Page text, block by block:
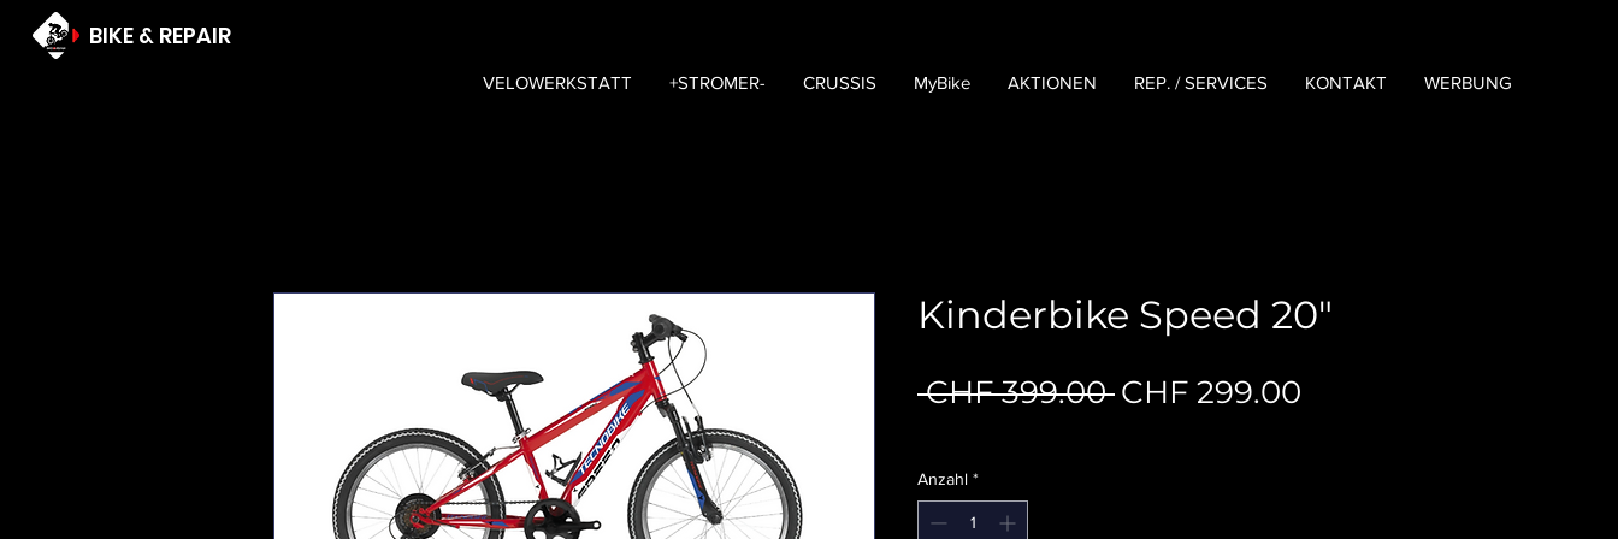
BIKE & REPAIR
VELOWERKSTATT +STROMER- CRUSSIS MyBike AKTIONEN REP. / SERVICES KONTAKT WERBUNG
Kinderbike Speed 20"
CHF 399.00 Standardpreis
CHF 299.00
Anzahl *